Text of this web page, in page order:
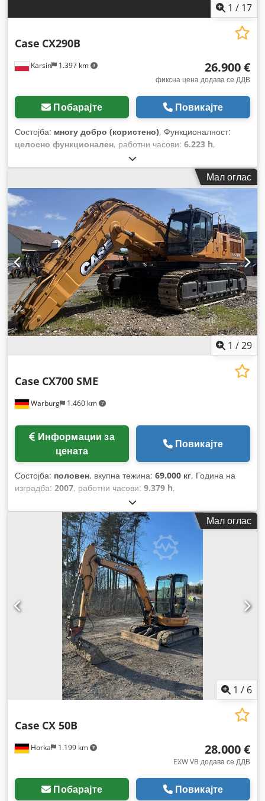
1 / 17
Karsin 1.397 km
Case CX290B
26.900 €
фиксна цена додава се ДДВ
Побарајте Повикајте
Состојба: многу добро (користено), Функционалност:
целосно функционален, работни часови: 6.223 h,
Мал оглас
1 /29
Warburg 1.460 km
Case CX700 SME
цената
Повикајте
Состојба: половен, вкупна тежина: 69.000 кг, Година на
изградба: 2007, работни часови: 9.379 h,
Мал оглас
1 / 6
Horka 1.199 km
Case CX 50B
28.000 €
EXW VB додава се ДДВ
Побарајте Повикајте